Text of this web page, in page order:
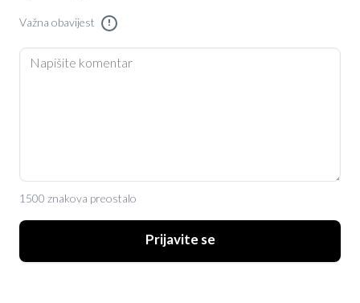
Važna obavijest !
1500 znakova preostalo
Prijavite se